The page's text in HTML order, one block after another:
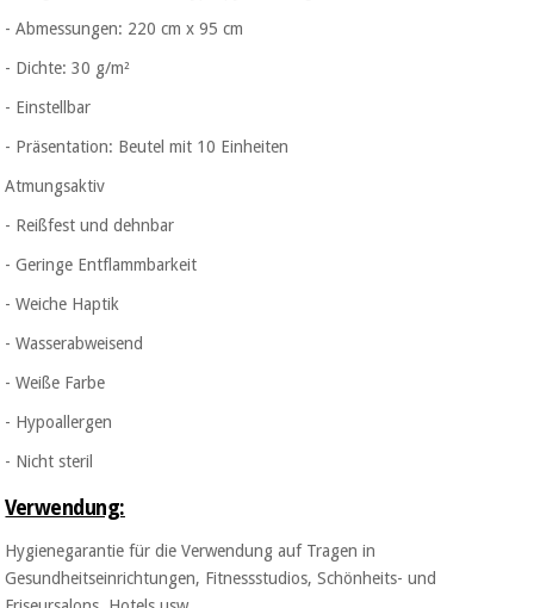
- Abmessungen: 220 cm x 95 cm
- Dichte: 30 g/m²
- Einstellbar
- Präsentation: Beutel mit 10 Einheiten
Atmungsaktiv
- Reißfest und dehnbar
- Geringe Entflammbarkeit
- Weiche Haptik
- Wasserabweisend
- Weiße Farbe
- Hypoallergen
- Nicht steril
Verwendung:
Hygienegarantie für die Verwendung auf Tragen in
Gesundheitseinrichtungen, Fitnessstudios, Schönheits- und